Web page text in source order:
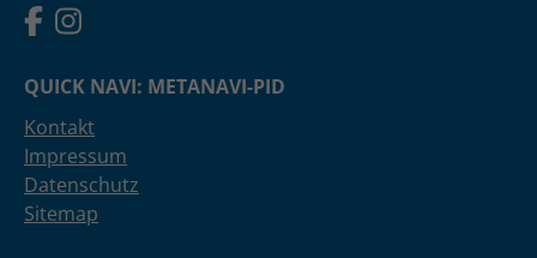
QUICK NAVI: METANAVI-PID
Kontakt
Impressum
Datenschutz
Sitemap